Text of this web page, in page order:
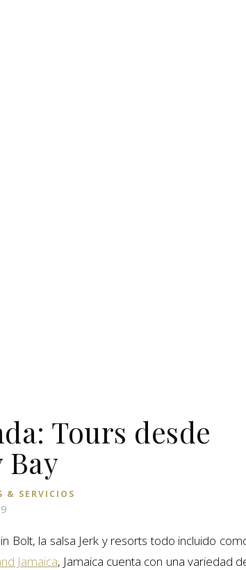
Tours desde
Bay
& SERVICIOS
Bolt, la salsa Jerk y resorts todo incluido
Jamaica, Jamaica cuenta con una variedad